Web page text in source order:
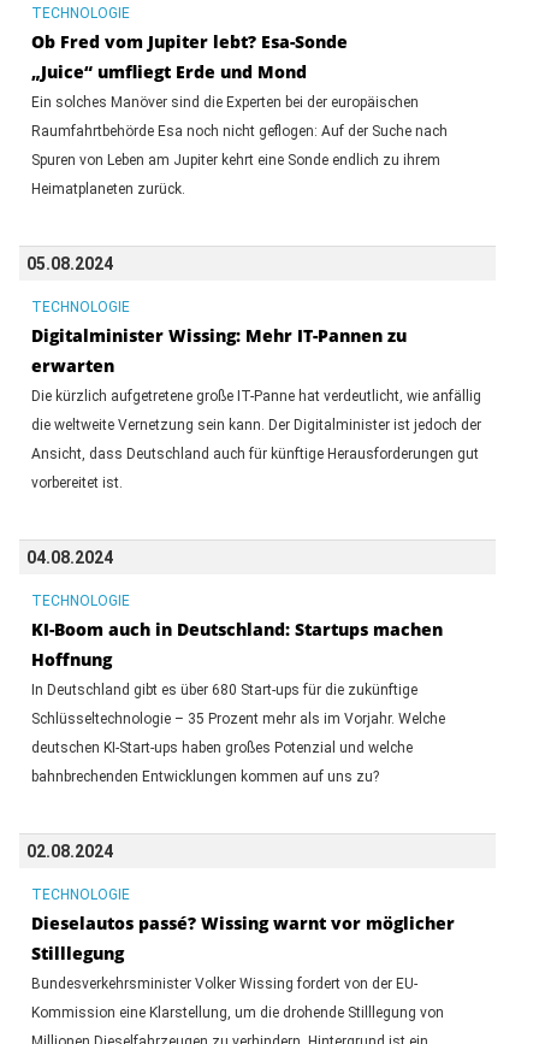
TECHNOLOGIE
Ob Fred vom Jupiter lebt? Esa-Sonde
„Juice“ umfliegt Erde und Mond
Ein solches Manöver sind die Experten bei der europäischen
Raumfahrtbehörde Esa noch nicht geflogen: Auf der Suche nach
Spuren von Leben am Jupiter kehrt eine Sonde endlich zu ihrem
Heimatplaneten zurück.
05.08.2024
TECHNOLOGIE
Digitalminister Wissing: Mehr IT-Pannen zu
erwarten
Die kürzlich aufgetretene große IT-Panne hat verdeutlicht, wie anfällig
die weltweite Vernetzung sein kann. Der Digitalminister ist jedoch der
Ansicht, dass Deutschland auch für künftige Herausforderungen gut
vorbereitet ist.
04.08.2024
TECHNOLOGIE
KI-Boom auch in Deutschland: Startups machen
Hoffnung
In Deutschland gibt es über 680 Start-ups für die zukünftige
Schlüsseltechnologie – 35 Prozent mehr als im Vorjahr. Welche
deutschen KI-Start-ups haben großes Potenzial und welche
bahnbrechenden Entwicklungen kommen auf uns zu?
02.08.2024
TECHNOLOGIE
Dieselautos passé? Wissing warnt vor möglicher
Stilllegung
Bundesverkehrsminister Volker Wissing fordert von der EU-
Kommission eine Klarstellung, um die drohende Stilllegung von